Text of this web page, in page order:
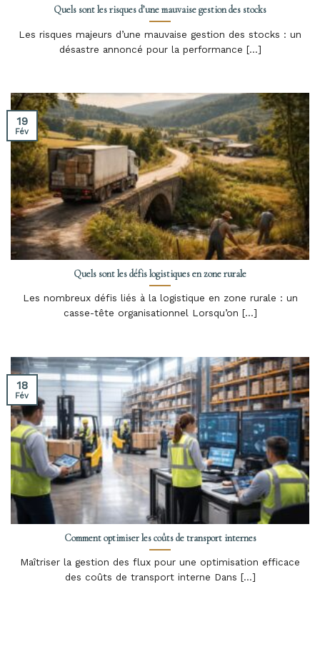
Quels sont les risques d’une mauvaise gestion des stocks
Les risques majeurs d’une mauvaise gestion des stocks : un
désastre annoncé pour la performance [...]
Quels sont les défis logistiques en zone rurale
Les nombreux défis liés à la logistique en zone rurale : un
casse-tête organisationnel Lorsqu’on [...]
19
Fév
Comment optimiser les coûts de transport internes
Maîtriser la gestion des flux pour une optimisation efficace
des coûts de transport interne Dans [...]
18
Fév